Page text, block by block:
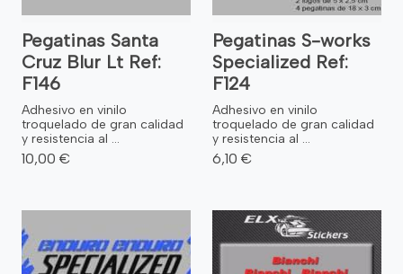
Pegatinas Santa
Cruz Blur Lt Ref:
F146
Adhesivo en vinilo
troquelado de gran calidad
y resistencia al ...
10,00 €
Pegatinas S-works
Specialized Ref:
F124
Adhesivo en vinilo
troquelado de gran calidad
y resistencia al ...
6,10 €